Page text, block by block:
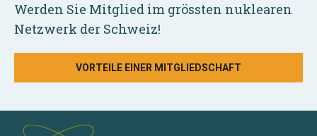
Werden Sie Mitglied im grössten nuklearen
Netzwerk der Schweiz!
VORTEILE EINER MITGLIEDSCHAFT